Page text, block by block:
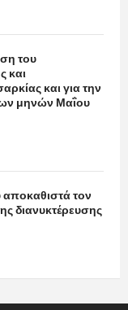
του
και
και για την
μηνών Μαΐου
αποκαθιστά τον
διανυκτέρευσης